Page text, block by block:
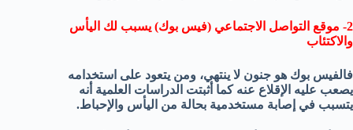
2- موقع التواصل الاجتماعي (فيس بوك) يسبب لك اليأس
والاكتئاب
فالفيس بوك هو جنون لا ينتهي، ومن يتعود على استخدامه
يصعب عليه الإقلاع عنه كما أثبتت الدراسات العلمية أنه
يتسبب في إصابة مستخدمية بحالة من اليأس والإحباط.